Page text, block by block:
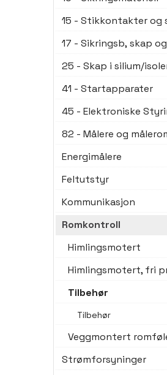
15 - Stikkontakter og
17 - Sikringsb, skap
25 - Skap i silium/
41 - Startapparater
45 - Elektroniske
82 - Målere og
Energimålere
Feltutstyr
Kommunikasjon
Romkontroll
Himlingsmotert
Himlingsmotert, fri
Tilbehør
Tilbehør
Veggmontert
Strømforsyninger